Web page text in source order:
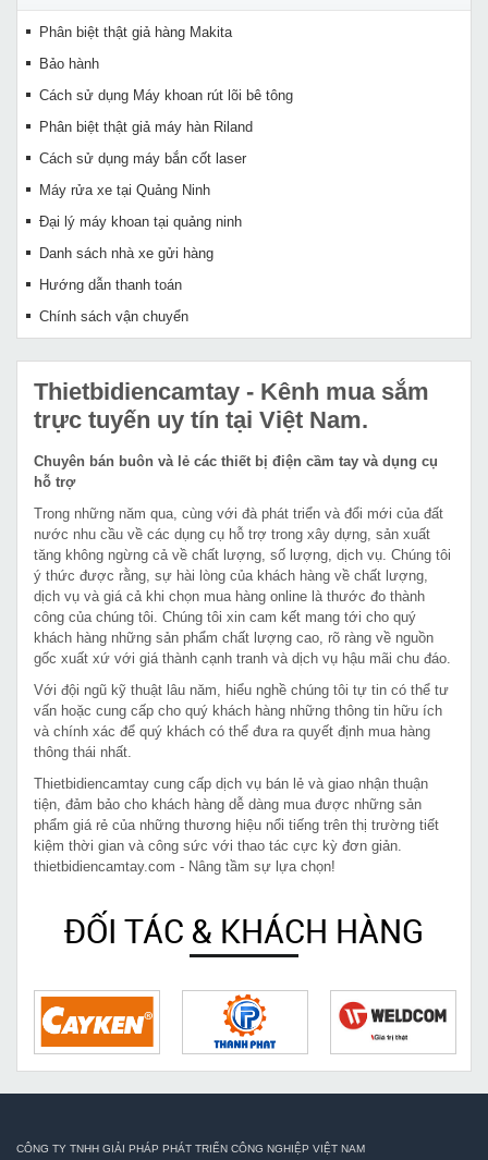
Phân biệt thật giả hàng Makita
Bảo hành
Cách sử dụng Máy khoan rút lõi bê tông
Phân biệt thật giả máy hàn Riland
Cách sử dụng máy bắn cốt laser
Máy rửa xe tại Quảng Ninh
Đại lý máy khoan tại quảng ninh
Danh sách nhà xe gửi hàng
Hướng dẫn thanh toán
Chính sách vận chuyển
Thietbidiencamtay - Kênh mua sắm
trực tuyến uy tín tại Việt Nam.
Chuyên bán buôn và lẻ các thiết bị điện cầm tay và dụng cụ
hỗ trợ
Trong những năm qua, cùng với đà phát triển và đổi mới của đất
nước nhu cầu về các dụng cụ hỗ trợ trong xây dựng, sản xuất
tăng không ngừng cả về chất lượng, số lượng, dịch vụ. Chúng tôi
ý thức được rằng, sự hài lòng của khách hàng về chất lượng,
dịch vụ và giá cả khi chọn mua hàng online là thước đo thành
công của chúng tôi. Chúng tôi xin cam kết mang tới cho quý
khách hàng những sản phẩm chất lượng cao, rõ ràng về nguồn
gốc xuất xứ với giá thành cạnh tranh và dịch vụ hậu mãi chu đáo.
Với đội ngũ kỹ thuật lâu năm, hiểu nghề chúng tôi tự tin có thể tư
vấn hoặc cung cấp cho quý khách hàng những thông tin hữu ích
và chính xác để quý khách có thể đưa ra quyết định mua hàng
thông thái nhất.
Thietbidiencamtay cung cấp dịch vụ bán lẻ và giao nhận thuận
tiện, đảm bảo cho khách hàng dễ dàng mua được những sản
phẩm giá rẻ của những thương hiệu nổi tiếng trên thị trường tiết
kiệm thời gian và công sức với thao tác cực kỳ đơn giản.
thietbidiencamtay.com - Nâng tầm sự lựa chọn!
ĐỐI TÁC & KHÁCH HÀNG
CÔNG TY TNHH GIẢI PHÁP PHÁT TRIỂN CÔNG NGHIỆP VIỆT NAM